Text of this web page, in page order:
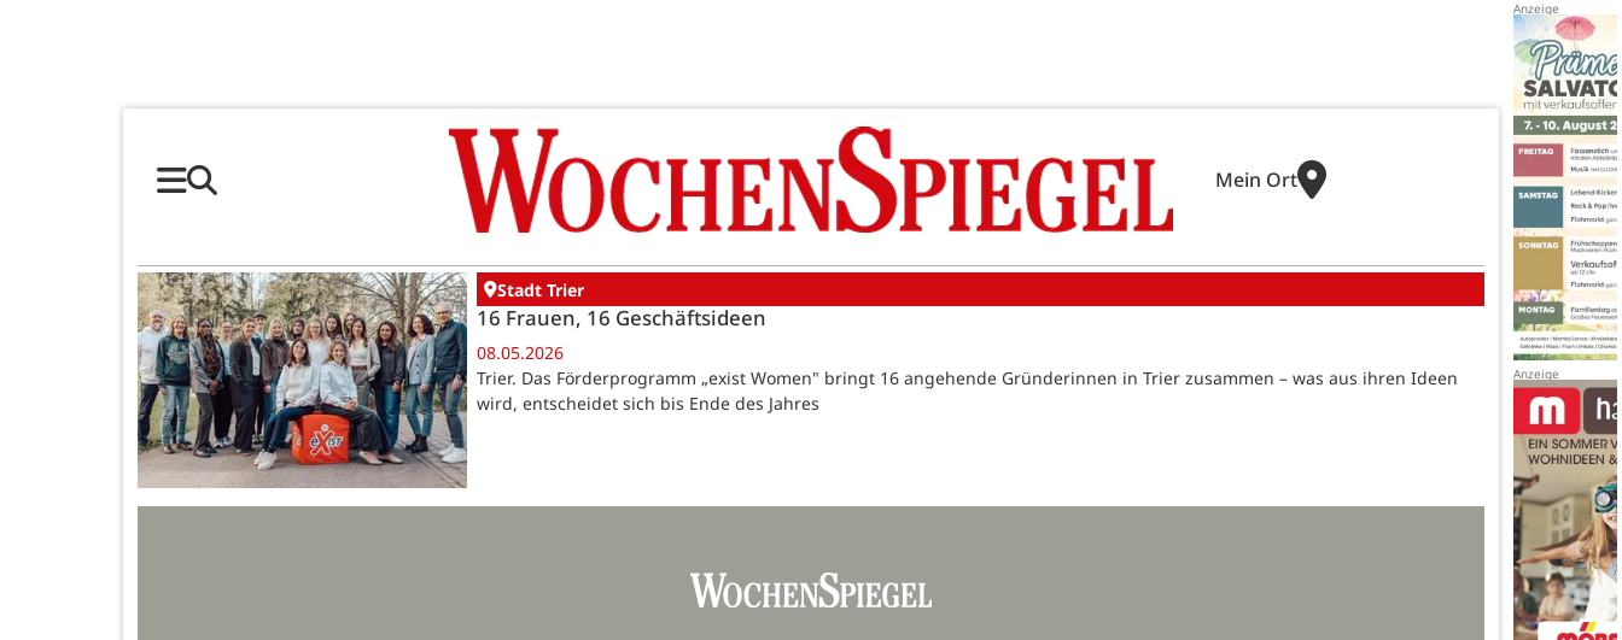
Mein Ort
Stadt Trier
16 Frauen, 16 Geschäftsideen
08.05.2026
Trier. Das Förderprogramm „exist Women" bringt 16 angehende Gründerinnen in Trier zusammen – was aus ihren Ideen
wird, entscheidet sich bis Ende des Jahres